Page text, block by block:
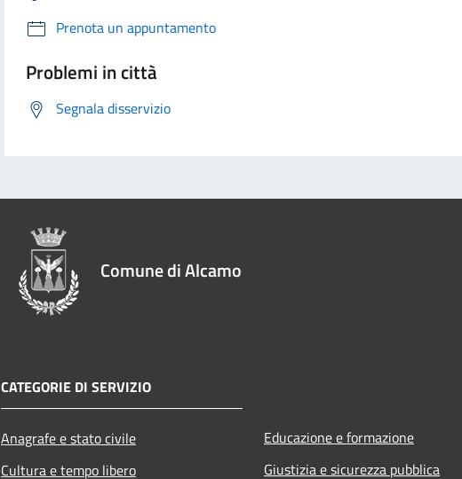
Prenota un appuntamento
Problemi in città
Segnala disservizio
Comune di Alcamo
CATEGORIE DI SERVIZIO
Anagrafe e stato civile
Cultura e tempo libero
Educazione e formazione
Giustizia e sicurezza pubblica